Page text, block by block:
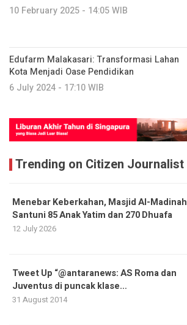
10 February 2025 - 14:05 WIB
Edufarm Malakasari: Transformasi Lahan
Kota Menjadi Oase Pendidikan
6 July 2024 - 17:10 WIB
Trending on Citizen Journalist
Menebar Keberkahan, Masjid Al-Madinah
Santuni 85 Anak Yatim dan 270 Dhuafa
12 July 2026
Tweet Up “@antaranews: AS Roma dan
Juventus di puncak klase…
31 August 2014